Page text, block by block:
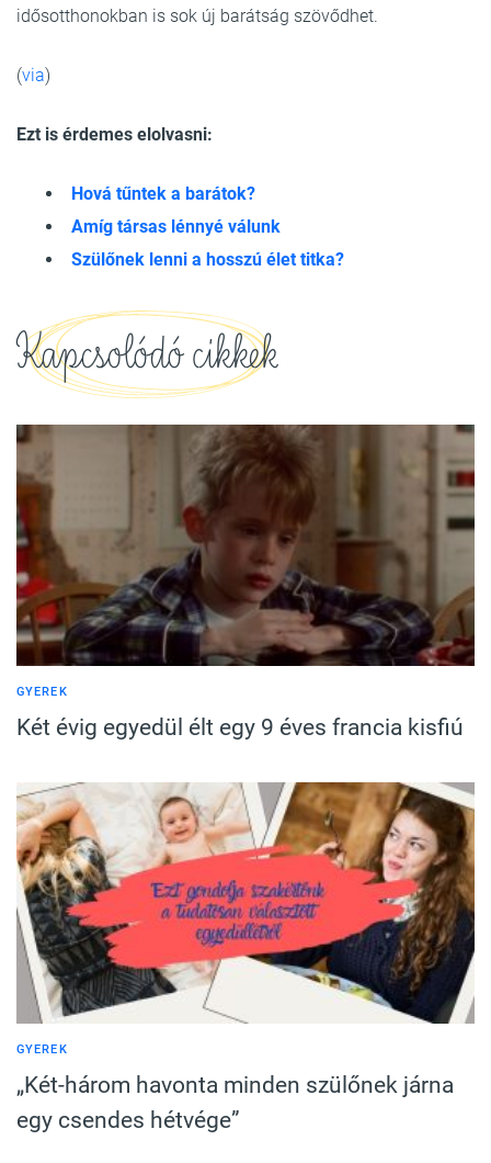
idősotthonokban is sok új barátság szövődhet.
(via)
Ezt is érdemes elolvasni:
Hová tűntek a barátok?
Amíg társas lénnyé válunk
Szülőnek lenni a hosszú élet titka?
Kapcsolódó cikkek
GYEREK
Két évig egyedül élt egy 9 éves francia kisfiú
GYEREK
„Két-három havonta minden szülőnek járna
egy csendes hétvége”